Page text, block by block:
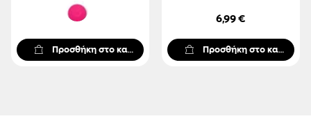
Προσθήκη στο καλάθι
6,99 €
Προσθήκη στο καλάθι